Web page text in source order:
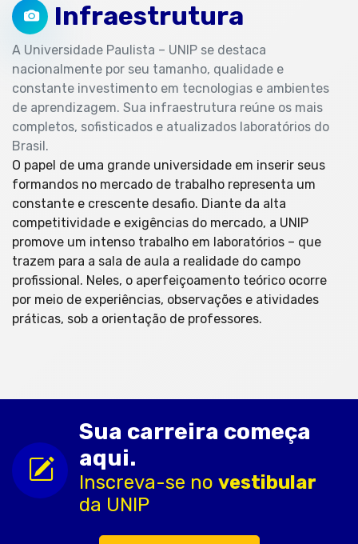
Infraestrutura
A Universidade Paulista – UNIP se destaca
nacionalmente por seu tamanho, qualidade e
constante investimento em tecnologias e ambientes
de aprendizagem. Sua infraestrutura reúne os mais
completos, sofisticados e atualizados laboratórios do
Brasil.
O papel de uma grande universidade em inserir seus
formandos no mercado de trabalho representa um
constante e crescente desafio. Diante da alta
competitividade e exigências do mercado, a UNIP
promove um intenso trabalho em laboratórios – que
trazem para a sala de aula a realidade do campo
profissional. Neles, o aperfeiçoamento teórico ocorre
por meio de experiências, observações e atividades
práticas, sob a orientação de professores.
Sua carreira começa
aqui.
Inscreva-se no vestibular
da UNIP